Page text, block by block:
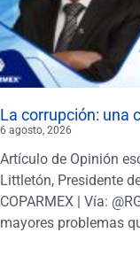
La corrupción: una
6 agosto, 2026
Artículo de Opinión
Littletón, Presidente
COPARMEX | Vía:
mayores problemas